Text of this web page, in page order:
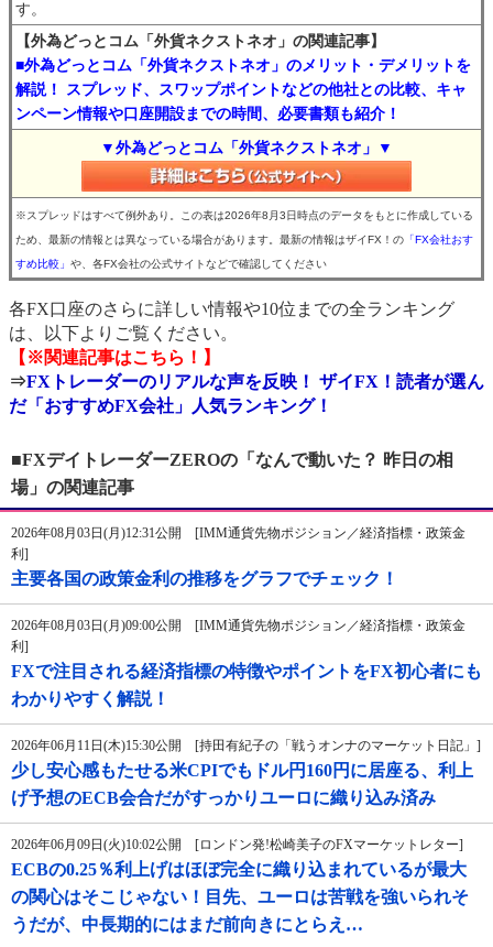
す。
【外為どっとコム「外貨ネクストネオ」の関連記事】
■外為どっとコム「外貨ネクストネオ」のメリット・デメリットを
解説！ スプレッド、スワップポイントなどの他社との比較、キャ
ンペーン情報や口座開設までの時間、必要書類も紹介！
▼外為どっとコム「外貨ネクストネオ」▼
※スプレッドはすべて例外あり。この表は2026年8月3日時点のデータをもとに作成している
ため、最新の情報とは異なっている場合があります。最新の情報はザイFX！の 「FX会社おす
すめ比較」 や、各FX会社の公式サイトなどで確認してください
各FX口座のさらに詳しい情報や10位までの全ランキング
は、以下よりご覧ください。
【※関連記事はこちら！】
⇒FXトレーダーのリアルな声を反映！ ザイFX！読者が選ん
だ「おすすめFX会社」人気ランキング！
■FXデイトレーダーZEROの「なんで動いた？ 昨日の相
場」の関連記事
2026年08月03日(月)12:31公開 [IMM通貨先物ポジション／経済指標・政策金
利]
主要各国の政策金利の推移をグラフでチェック！
2026年08月03日(月)09:00公開 [IMM通貨先物ポジション／経済指標・政策金
利]
FXで注目される経済指標の特徴やポイントをFX初心者にも
わかりやすく解説！
2026年06月11日(木)15:30公開 [持田有紀子の「戦うオンナのマーケット日記」]
少し安心感もたせる米CPIでもドル円160円に居座る、利上
げ予想のECB会合だがすっかりユーロに織り込み済み
2026年06月09日(火)10:02公開 [ロンドン発!松崎美子のFXマーケットレター]
ECBの0.25％利上げはほぼ完全に織り込まれているが最大
の関心はそこじゃない！目先、ユーロは苦戦を強いられそ
うだが、中長期的にはまだ前向きにとらえ…